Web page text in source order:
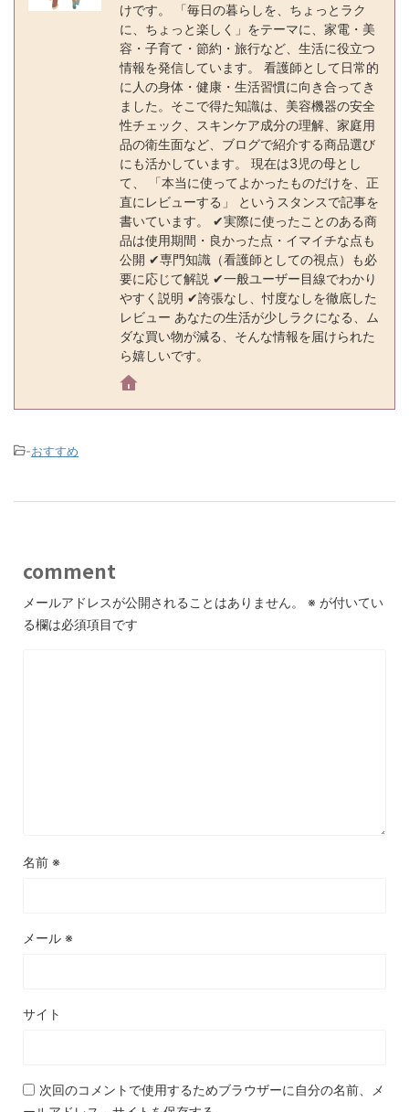
けです。 「毎日の暮らしを、ちょっとラク
に、ちょっと楽しく」をテーマに、家電・美
容・子育て・節約・旅行など、生活に役立つ
情報を発信しています。 看護師として日常的
に人の身体・健康・生活習慣に向き合ってき
ました。そこで得た知識は、美容機器の安全
性チェック、スキンケア成分の理解、家庭用
品の衛生面など、ブログで紹介する商品選び
にも活かしています。 現在は3児の母とし
て、 「本当に使ってよかったものだけを、正
直にレビューする」 というスタンスで記事を
書いています。 ✔実際に使ったことのある商
品は使用期間・良かった点・イマイチな点も
公開 ✔専門知識（看護師としての視点）も必
要に応じて解説 ✔一般ユーザー目線でわかり
やすく説明 ✔誇張なし、忖度なしを徹底した
レビュー あなたの生活が少しラクになる、ム
ダな買い物が減る、そんな情報を届けられた
ら嬉しいです。
-おすすめ
comment
メールアドレスが公開されることはありません。 ※ が付いてい
る欄は必須項目です
名前 ※
メール ※
サイト
次回のコメントで使用するためブラウザーに自分の名前、メ